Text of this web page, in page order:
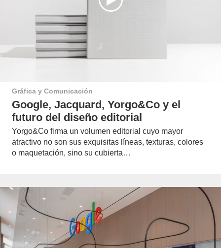
Gráfica y Comunicación
Google, Jacquard, Yorgo&Co y el
futuro del diseño editorial
Yorgo&Co firma un volumen editorial cuyo mayor
atractivo no son sus exquisitas líneas, texturas, colores
o maquetación, sino su cubierta…